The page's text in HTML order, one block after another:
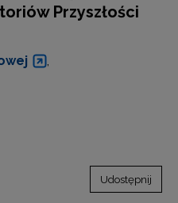
Przyszłości
,
Udostępnij